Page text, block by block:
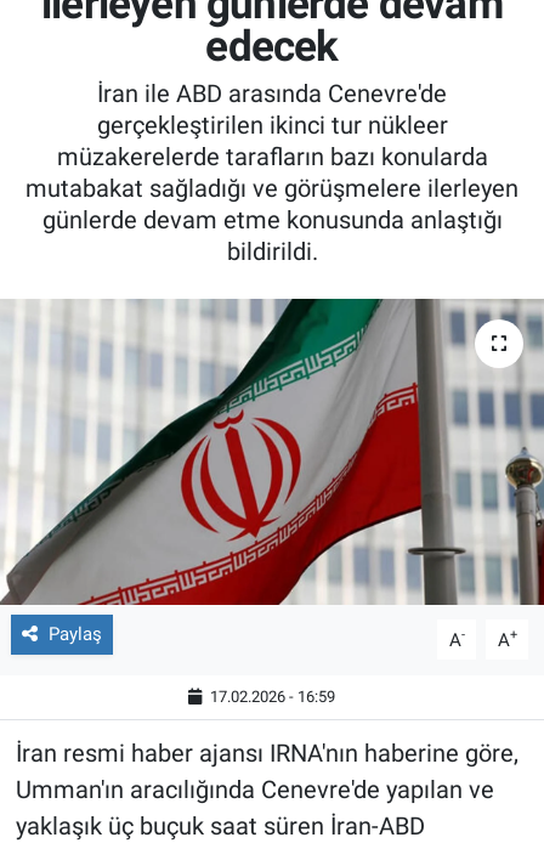
edecek
İran ile ABD arasında Cenevre'de
gerçekleştirilen ikinci tur nükleer
müzakerelerde tarafların bazı konularda
mutabakat sağladığı ve görüşmelere ilerleyen
günlerde devam etme konusunda anlaştığı
bildirildi.
Paylaş A- A+
17.02.2026 - 16:59
İran resmi haber ajansı IRNA'nın haberine göre,
Umman'ın aracılığında Cenevre'de yapılan ve
yaklaşık üç buçuk saat süren İran-ABD